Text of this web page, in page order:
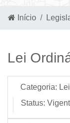
Início
Lei
Categoria:
Status: